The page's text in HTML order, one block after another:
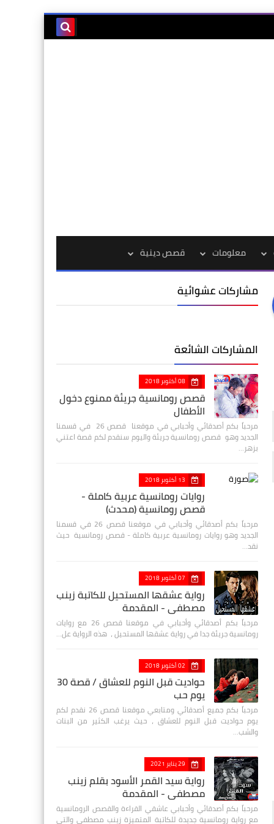
معلومات قصص دينية
مشاركات عشوائية
المشاركات الشائعة
08 أكتوبر 2018
قصص رومانسية جريئة ممنوع دخول
الأطفال
مرحباً بكم أصدقائي وأحبابي في موقعنا قصص 26 في قسمنا
الجديد وهو قصص رومانسية جريئة واليوم سنقدم لكم قصة اعتني
بزهر…
13 أكتوبر 2018
روايات رومانسية عربية كاملة -
قصص رومانسية (محدث)
مرحباً بكم أصدقائي وأحبابي في موقعنا قصص 26 في قسمنا
الجديد وهو روايات رومانسية عربية كاملة - قصص رومانسية حيث
نقد…
07 أكتوبر 2018
رواية عشقها المستحيل للكاتبة زينب
مصطفي - المقدمة
مرحباً بكم أصدقائي وأحبابي في موقعنا قصص 26 مع روايات
رومانسية جريئة جدا في رواية عشقها المستحيل ، هذه الرواية عل…
02 أكتوبر 2018
حواديت قبل النوم للعشاق / قصة 30
يوم حب
مرحباً بكم جميع أصدقائي ومتابعي موقعنا قصص 26 نقدم لكم
يوم حواديت قبل النوم للعشاق ، حيث يرغب الكثير من البنات
والشب…
29 يناير 2021
رواية سيد القمر الأسود بقلم زينب
مصطفي - المقدمة
مرحباً بكم أصدقائي وأحبابي عاشقي القراءة والقصص الرومانسية
مع رواية رومانسية جديدة للكاتبة المتميزة زينب مصطفى والتي